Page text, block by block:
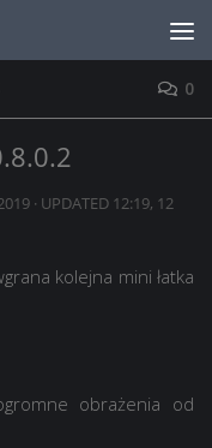
0
· UPDATED 12:19, 12
kolejna mini łatka
obrażenia od